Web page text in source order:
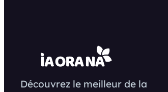
Découvrez le meilleur de la